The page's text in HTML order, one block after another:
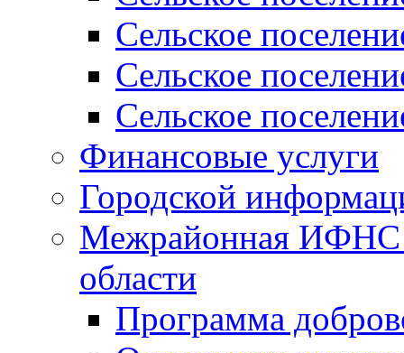
Сельское
Сельское
Сельское
Финансовые услуги
Городской
Межрайонная ИФНС
области
Программа